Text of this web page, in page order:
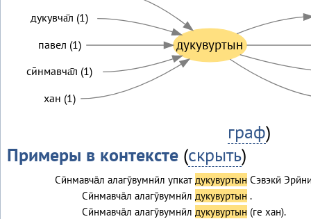
дукувуртын
дукувча̄л (1)
павел (1)
сӣнмавча̄л (1)
хан (1)
граф)
Примеры в контексте(скрыть)
Сӣнмавча̄л алагӯвумнӣл упкат дукувуртын Сэвэкӣ
Сӣнмавча̄л алагӯвумнӣл дукувуртын .
Сӣнмавча̄л алагӯвумнӣл дукувуртын (ге хан).